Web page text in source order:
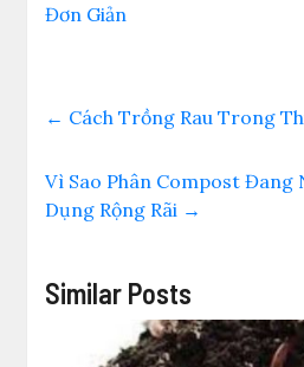
Đơn Giản
← Cách Trồng Rau Trong
Vì Sao Phân Compost Đang
Dụng Rộng Rãi →
Similar Posts